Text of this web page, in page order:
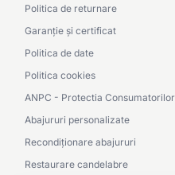
Politica de returnare
Garanție și certificat
Politica de date
Politica cookies
ANPC - Protectia Consumatorilor
Abajururi personalizate
Recondiționare abajururi
Restaurare candelabre